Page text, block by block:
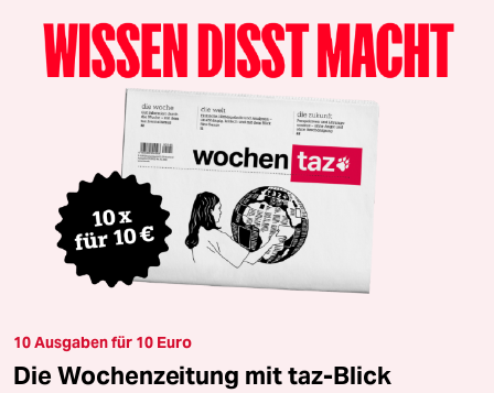
10 Ausgaben für 10 Euro
Die Wochenzeitung mit taz-Blick